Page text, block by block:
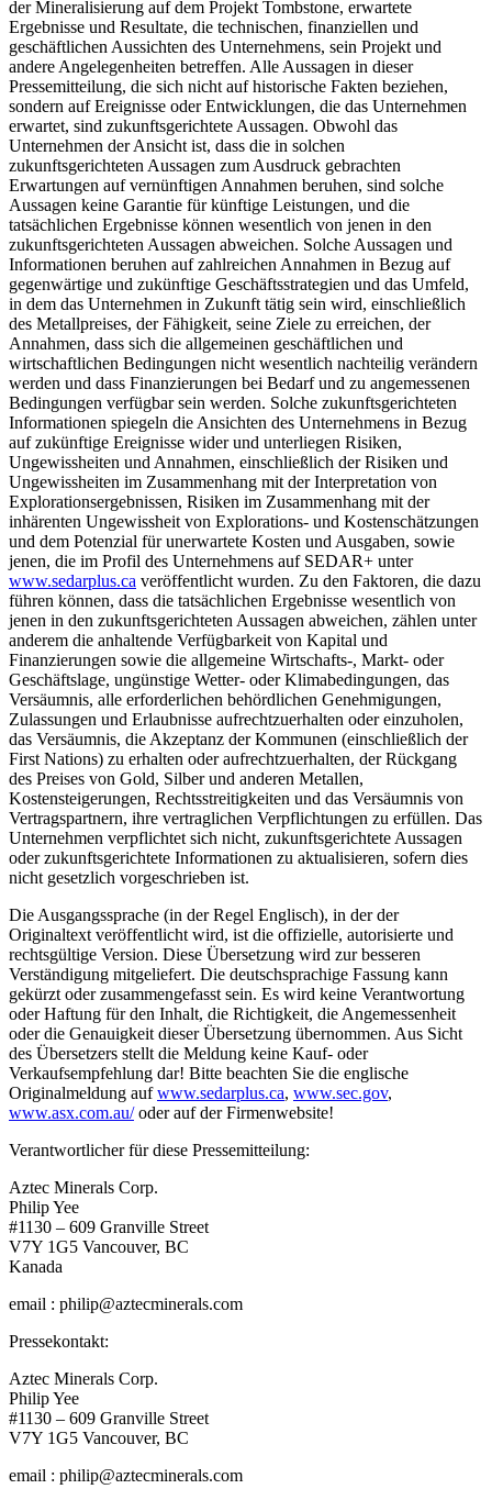
der Mineralisierung auf dem Projekt Tombstone, erwartete
Ergebnisse und Resultate, die technischen, finanziellen und
geschäftlichen Aussichten des Unternehmens, sein Projekt und
andere Angelegenheiten betreffen. Alle Aussagen in dieser
Pressemitteilung, die sich nicht auf historische Fakten beziehen,
sondern auf Ereignisse oder Entwicklungen, die das Unternehmen
erwartet, sind zukunftsgerichtete Aussagen. Obwohl das
Unternehmen der Ansicht ist, dass die in solchen
zukunftsgerichteten Aussagen zum Ausdruck gebrachten
Erwartungen auf vernünftigen Annahmen beruhen, sind solche
Aussagen keine Garantie für künftige Leistungen, und die
tatsächlichen Ergebnisse können wesentlich von jenen in den
zukunftsgerichteten Aussagen abweichen. Solche Aussagen und
Informationen beruhen auf zahlreichen Annahmen in Bezug auf
gegenwärtige und zukünftige Geschäftsstrategien und das Umfeld,
in dem das Unternehmen in Zukunft tätig sein wird, einschließlich
des Metallpreises, der Fähigkeit, seine Ziele zu erreichen, der
Annahmen, dass sich die allgemeinen geschäftlichen und
wirtschaftlichen Bedingungen nicht wesentlich nachteilig verändern
werden und dass Finanzierungen bei Bedarf und zu angemessenen
Bedingungen verfügbar sein werden. Solche zukunftsgerichteten
Informationen spiegeln die Ansichten des Unternehmens in Bezug
auf zukünftige Ereignisse wider und unterliegen Risiken,
Ungewissheiten und Annahmen, einschließlich der Risiken und
Ungewissheiten im Zusammenhang mit der Interpretation von
Explorationsergebnissen, Risiken im Zusammenhang mit der
inhärenten Ungewissheit von Explorations- und Kostenschätzungen
und dem Potenzial für unerwartete Kosten und Ausgaben, sowie
jenen, die im Profil des Unternehmens auf SEDAR+ unter
www.sedarplus.ca veröffentlicht wurden. Zu den Faktoren, die dazu
führen können, dass die tatsächlichen Ergebnisse wesentlich von
jenen in den zukunftsgerichteten Aussagen abweichen, zählen unter
anderem die anhaltende Verfügbarkeit von Kapital und
Finanzierungen sowie die allgemeine Wirtschafts-, Markt- oder
Geschäftslage, ungünstige Wetter- oder Klimabedingungen, das
Versäumnis, alle erforderlichen behördlichen Genehmigungen,
Zulassungen und Erlaubnisse aufrechtzuerhalten oder einzuholen,
das Versäumnis, die Akzeptanz der Kommunen (einschließlich der
First Nations) zu erhalten oder aufrechtzuerhalten, der Rückgang
des Preises von Gold, Silber und anderen Metallen,
Kostensteigerungen, Rechtsstreitigkeiten und das Versäumnis von
Vertragspartnern, ihre vertraglichen Verpflichtungen zu erfüllen. Das
Unternehmen verpflichtet sich nicht, zukunftsgerichtete Aussagen
oder zukunftsgerichtete Informationen zu aktualisieren, sofern dies
nicht gesetzlich vorgeschrieben ist.
Die Ausgangssprache (in der Regel Englisch), in der der
Originaltext veröffentlicht wird, ist die offizielle, autorisierte und
rechtsgültige Version. Diese Übersetzung wird zur besseren
Verständigung mitgeliefert. Die deutschsprachige Fassung kann
gekürzt oder zusammengefasst sein. Es wird keine Verantwortung
oder Haftung für den Inhalt, die Richtigkeit, die Angemessenheit
oder die Genauigkeit dieser Übersetzung übernommen. Aus Sicht
des Übersetzers stellt die Meldung keine Kauf- oder
Verkaufsempfehlung dar! Bitte beachten Sie die englische
Originalmeldung aufwww.sedarplus.ca, www.sec.gov,
www.asx.com.au/oder auf der Firmenwebsite!
Verantwortlicher für diese Pressemitteilung:
Aztec Minerals Corp.
Philip Yee
#1130 – 609 Granville Street
V7Y 1G5 Vancouver, BC
Kanada
email : philip@aztecminerals.com
Pressekontakt:
Aztec Minerals Corp.
Philip Yee
#1130 – 609 Granville Street
V7Y 1G5 Vancouver, BC
email : philip@aztecminerals.com